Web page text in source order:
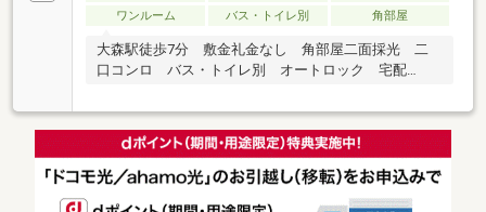
ワンルーム
バス・トイレ別 角部屋
大森駅徒歩7分 敷金礼金なし 角部屋二面採光 二
口コンロ バス・トイレ別 オートロック 宅配